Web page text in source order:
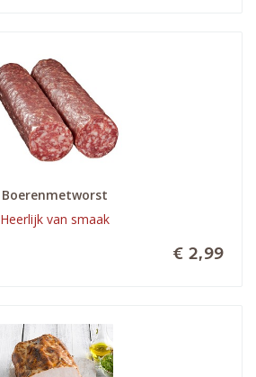
Boerenmetworst
Heerlijk van smaak
€ 2,99